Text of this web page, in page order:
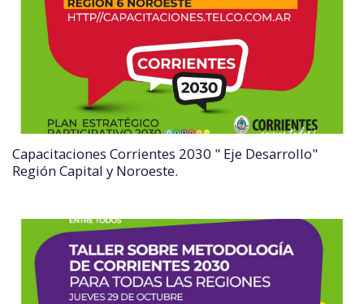
Capacitaciones Corrientes 2030 " Eje Desarrollo"
Región Capital y Noroeste.